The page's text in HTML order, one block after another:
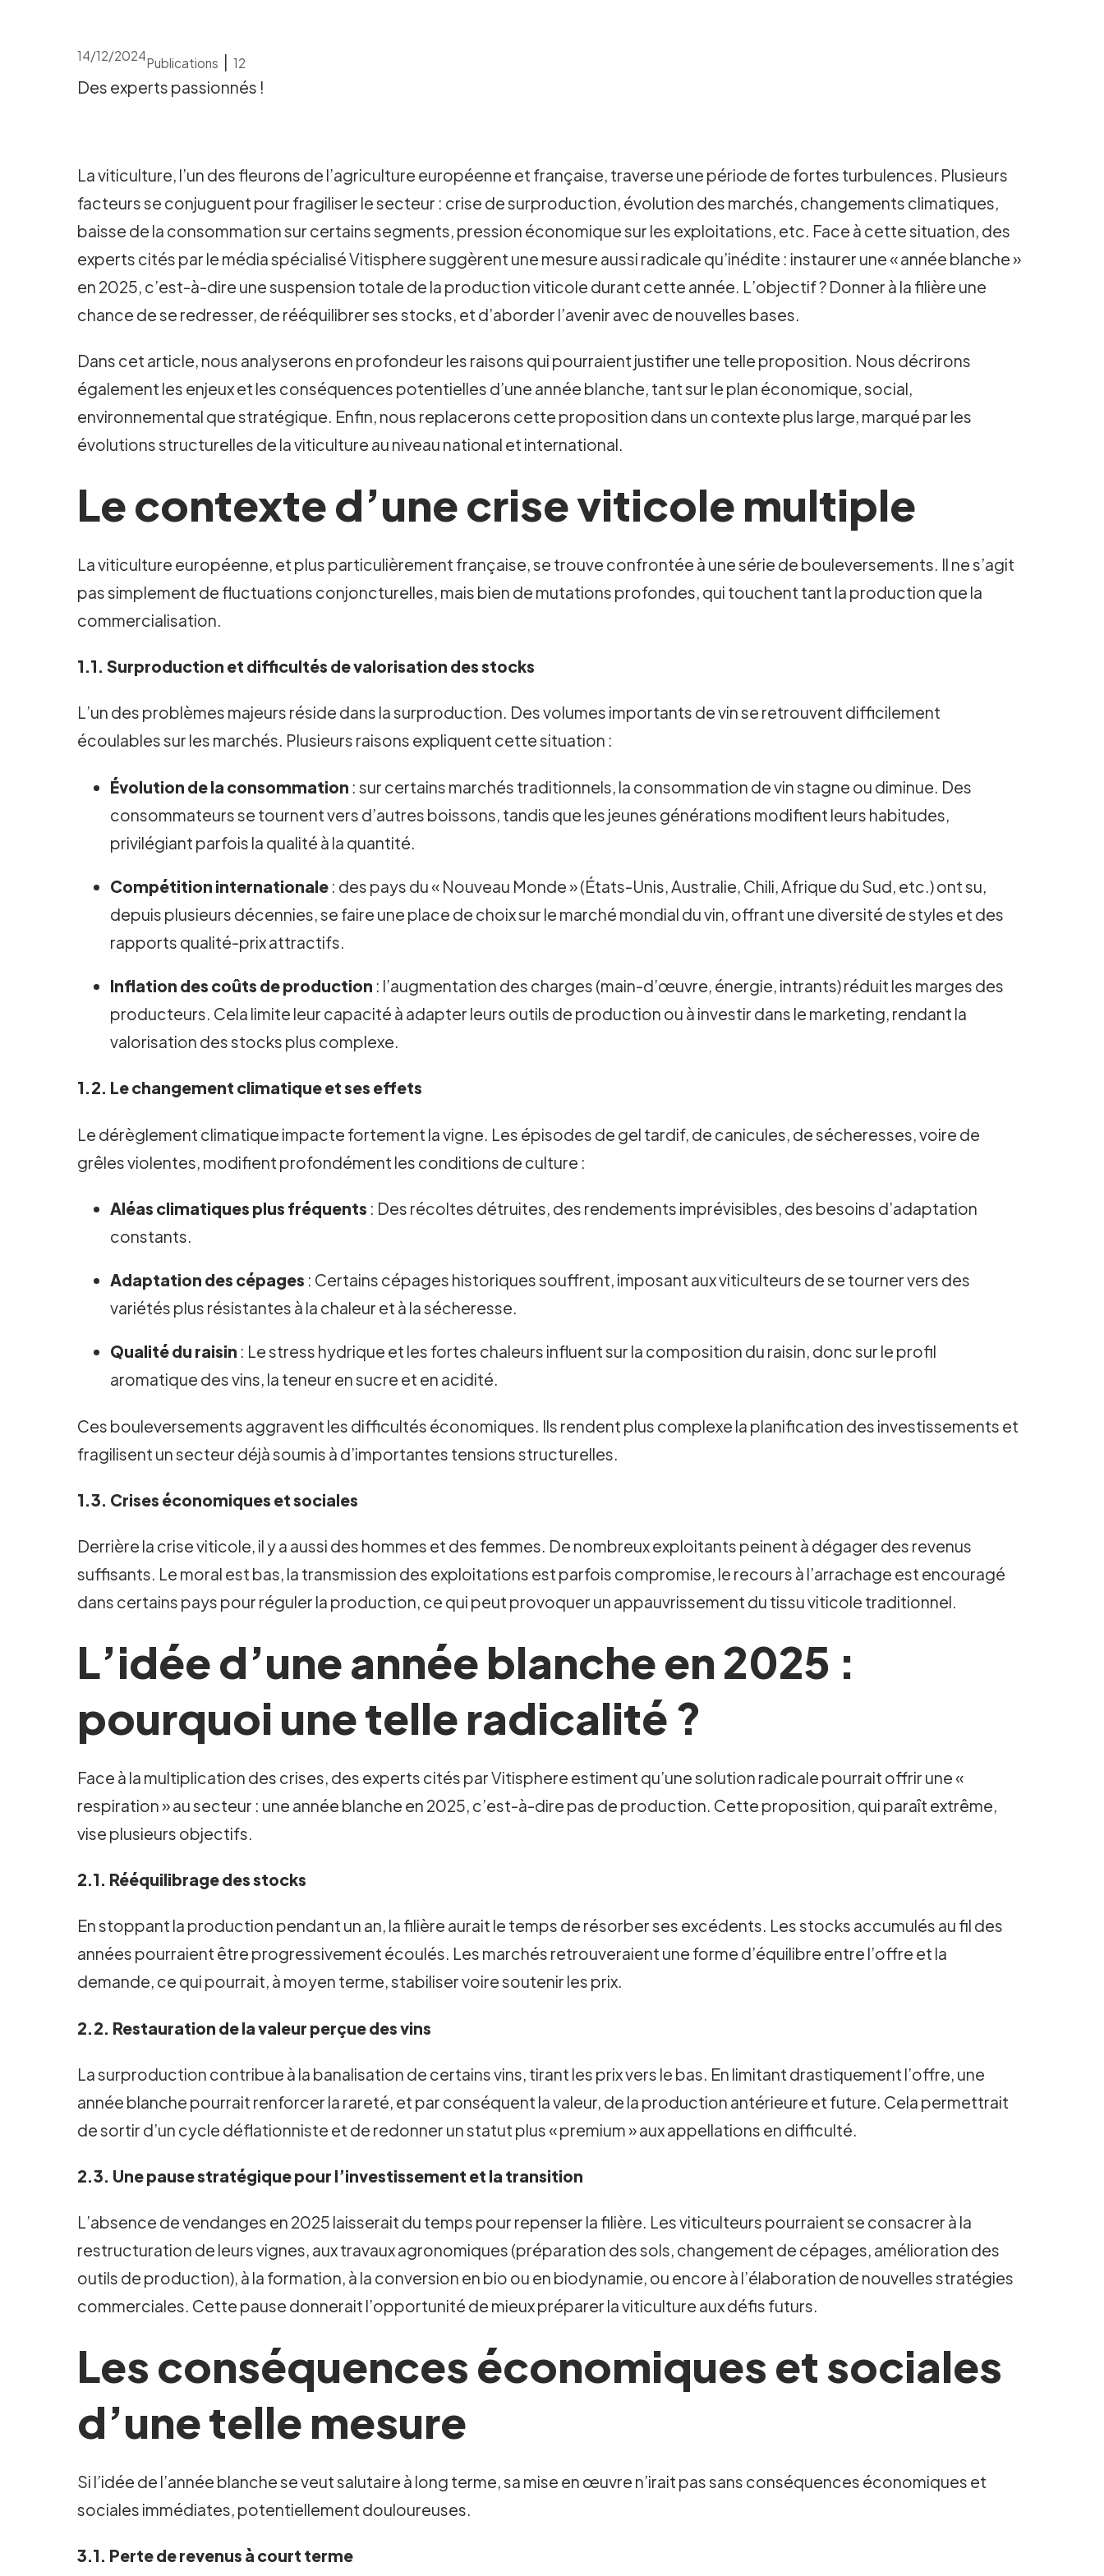
14/12/2024Publications |12
Des experts passionnés !
La viticulture, l’un des fleurons de l’agriculture européenne et française, traverse une période de fortes turbulences. Plusieurs
facteurs se conjuguent pour fragiliser le secteur : crise de surproduction, évolution des marchés, changements climatiques,
baisse de la consommation sur certains segments, pression économique sur les exploitations, etc. Face à cette situation, des
experts cités par le média spécialisé Vitisphere suggèrent une mesure aussi radicale qu’inédite : instaurer une « année blanche »
en 2025, c’est-à-dire une suspension totale de la production viticole durant cette année. L’objectif ? Donner à la filière une
chance de se redresser, de rééquilibrer ses stocks, et d’aborder l’avenir avec de nouvelles bases.
Dans cet article, nous analyserons en profondeur les raisons qui pourraient justifier une telle proposition. Nous décrirons
également les enjeux et les conséquences potentielles d’une année blanche, tant sur le plan économique, social,
environnemental que stratégique. Enfin, nous replacerons cette proposition dans un contexte plus large, marqué par les
évolutions structurelles de la viticulture au niveau national et international.
Le contexte d’une crise viticole multiple
La viticulture européenne, et plus particulièrement française, se trouve confrontée à une série de bouleversements. Il ne s’agit
pas simplement de fluctuations conjoncturelles, mais bien de mutations profondes, qui touchent tant la production que la
commercialisation.
1.1. Surproduction et difficultés de valorisation des stocks
L’un des problèmes majeurs réside dans la surproduction. Des volumes importants de vin se retrouvent difficilement
écoulables sur les marchés. Plusieurs raisons expliquent cette situation :
Évolution de la consommation : sur certains marchés traditionnels, la consommation de vin stagne ou diminue. Des
consommateurs se tournent vers d’autres boissons, tandis que les jeunes générations modifient leurs habitudes,
privilégiant parfois la qualité à la quantité.
Compétition internationale : des pays du « Nouveau Monde » (États-Unis, Australie, Chili, Afrique du Sud, etc.) ont su,
depuis plusieurs décennies, se faire une place de choix sur le marché mondial du vin, offrant une diversité de styles et des
rapports qualité-prix attractifs.
Inflation des coûts de production : l’augmentation des charges (main-d’œuvre, énergie, intrants) réduit les marges des
producteurs. Cela limite leur capacité à adapter leurs outils de production ou à investir dans le marketing, rendant la
valorisation des stocks plus complexe.
1.2. Le changement climatique et ses effets
Le dérèglement climatique impacte fortement la vigne. Les épisodes de gel tardif, de canicules, de sécheresses, voire de
grêles violentes, modifient profondément les conditions de culture :
Aléas climatiques plus fréquents : Des récoltes détruites, des rendements imprévisibles, des besoins d’adaptation
constants.
Adaptation des cépages : Certains cépages historiques souffrent, imposant aux viticulteurs de se tourner vers des
variétés plus résistantes à la chaleur et à la sécheresse.
Qualité du raisin : Le stress hydrique et les fortes chaleurs influent sur la composition du raisin, donc sur le profil
aromatique des vins, la teneur en sucre et en acidité.
Ces bouleversements aggravent les difficultés économiques. Ils rendent plus complexe la planification des investissements et
fragilisent un secteur déjà soumis à d’importantes tensions structurelles.
1.3. Crises économiques et sociales
Derrière la crise viticole, il y a aussi des hommes et des femmes. De nombreux exploitants peinent à dégager des revenus
suffisants. Le moral est bas, la transmission des exploitations est parfois compromise, le recours à l’arrachage est encouragé
dans certains pays pour réguler la production, ce qui peut provoquer un appauvrissement du tissu viticole traditionnel.
L’idée d’une année blanche en 2025 :
pourquoi une telle radicalité ?
Face à la multiplication des crises, des experts cités par Vitisphere estiment qu’une solution radicale pourrait offrir une «
respiration » au secteur : une année blanche en 2025, c’est-à-dire pas de production. Cette proposition, qui paraît extrême,
vise plusieurs objectifs.
2.1. Rééquilibrage des stocks
En stoppant la production pendant un an, la filière aurait le temps de résorber ses excédents. Les stocks accumulés au fil des
années pourraient être progressivement écoulés. Les marchés retrouveraient une forme d’équilibre entre l’offre et la
demande, ce qui pourrait, à moyen terme, stabiliser voire soutenir les prix.
2.2. Restauration de la valeur perçue des vins
La surproduction contribue à la banalisation de certains vins, tirant les prix vers le bas. En limitant drastiquement l’offre, une
année blanche pourrait renforcer la rareté, et par conséquent la valeur, de la production antérieure et future. Cela permettrait
de sortir d’un cycle déflationniste et de redonner un statut plus « premium » aux appellations en difficulté.
2.3. Une pause stratégique pour l’investissement et la transition
L’absence de vendanges en 2025 laisserait du temps pour repenser la filière. Les viticulteurs pourraient se consacrer à la
restructuration de leurs vignes, aux travaux agronomiques (préparation des sols, changement de cépages, amélioration des
outils de production), à la formation, à la conversion en bio ou en biodynamie, ou encore à l’élaboration de nouvelles stratégies
commerciales. Cette pause donnerait l’opportunité de mieux préparer la viticulture aux défis futurs.
Les conséquences économiques et sociales
d’une telle mesure
Si l’idée de l’année blanche se veut salutaire à long terme, sa mise en œuvre n’irait pas sans conséquences économiques et
sociales immédiates, potentiellement douloureuses.
3.1. Perte de revenus à court terme